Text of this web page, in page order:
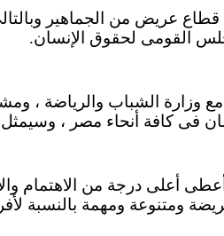
عريض من الجماهير
القومى لحقوق الإنسان.
الشباب والرياضة ،
فى كافة أنحاء مصر ،
درجة من الاهتمام
ومتنوعة ومهمة بالنسبة